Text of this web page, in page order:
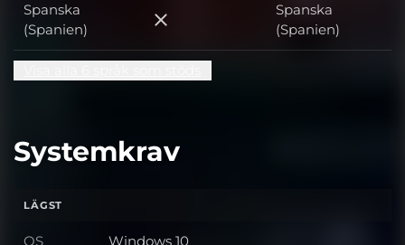
Spanska
(Spanien)
Spanska (Spanien)
Spanska
(Spanien)
Systemkrav
LÄGST
OS Windows 10